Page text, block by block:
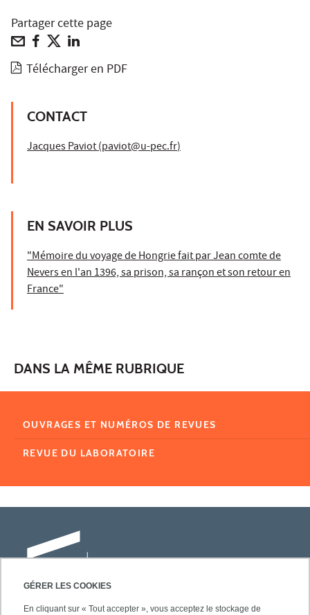
GÉRER LES COOKIES
En cliquant sur « Tout accepter », vous acceptez le stockage de
Partager cette page
Télécharger en PDF
CONTACT
Jacques Paviot (paviot@u-pec.fr)
EN SAVOIR PLUS
"Mémoire du voyage de Hongrie fait par Jean comte de
Nevers en l'an 1396, sa prison, sa rançon et son retour en
France"
DANS LA MÊME RUBRIQUE
OUVRAGES ET NUMÉROS DE REVUES
REVUE DU LABORATOIRE